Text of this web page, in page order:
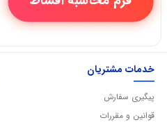
خدمات مشتریان
پیگیری سفارش
قوانین و مقررات